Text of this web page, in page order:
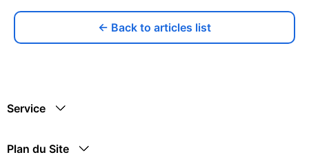
← Back to articles list
Service
Plan du Site